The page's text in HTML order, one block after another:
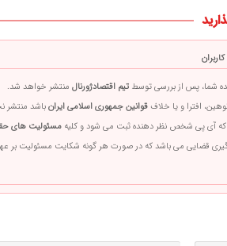
شما، پس از بررسی توسط تیم اقتصادژورنال منتشر خواهد شد.
افترا و یا خلاف قوانین جمهوری اسلامی ایرانباشد منتشر
که آی پی شخص نظر دهنده ثبت می شود و کلیه مسئولیت های
قضایی می باشد که در صورت هر گونه شکایت مسئولیت بر